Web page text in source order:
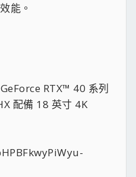
能。
RTX™ 40 系列
配備 18 英寸 4K